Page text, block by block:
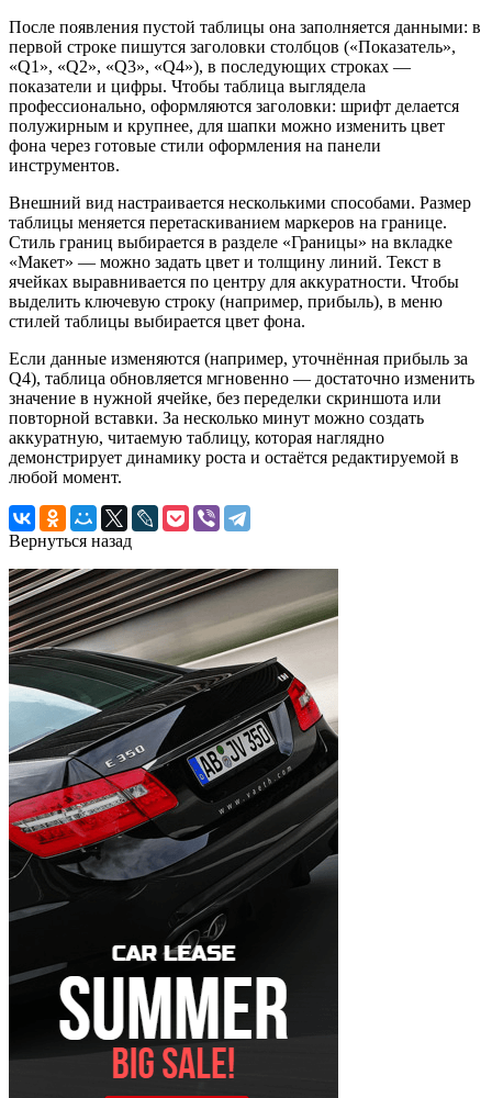
После появления пустой таблицы она заполняется данными: в
первой строке пишутся заголовки столбцов («Показатель»,
«Q1», «Q2», «Q3», «Q4»), в последующих строках —
показатели и цифры. Чтобы таблица выглядела
профессионально, оформляются заголовки: шрифт делается
полужирным и крупнее, для шапки можно изменить цвет
фона через готовые стили оформления на панели
инструментов.
Внешний вид настраивается несколькими способами. Размер
таблицы меняется перетаскиванием маркеров на границе.
Стиль границ выбирается в разделе «Границы» на вкладке
«Макет» — можно задать цвет и толщину линий. Текст в
ячейках выравнивается по центру для аккуратности. Чтобы
выделить ключевую строку (например, прибыль), в меню
стилей таблицы выбирается цвет фона.
Если данные изменяются (например, уточнённая прибыль за
Q4), таблица обновляется мгновенно — достаточно изменить
значение в нужной ячейке, без переделки скриншота или
повторной вставки. За несколько минут можно создать
аккуратную, читаемую таблицу, которая наглядно
демонстрирует динамику роста и остаётся редактируемой в
любой момент.
Вернуться назад